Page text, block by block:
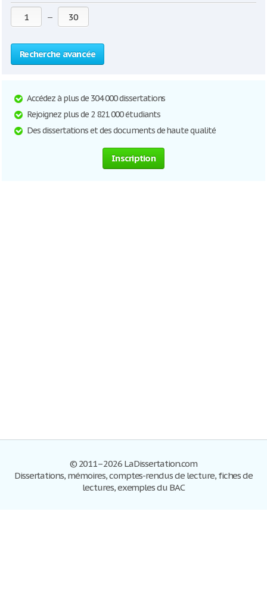
—
Recherche avancée
Accédez à plus de 304 000 dissertations
Rejoignez plus de 2 821 000 étudiants
Des dissertations et des documents de haute qualité
Inscription
© 2011–2026 LaDissertation.com
Dissertations, mémoires, comptes-rendus de lecture, fiches de
lectures, exemples du BAC